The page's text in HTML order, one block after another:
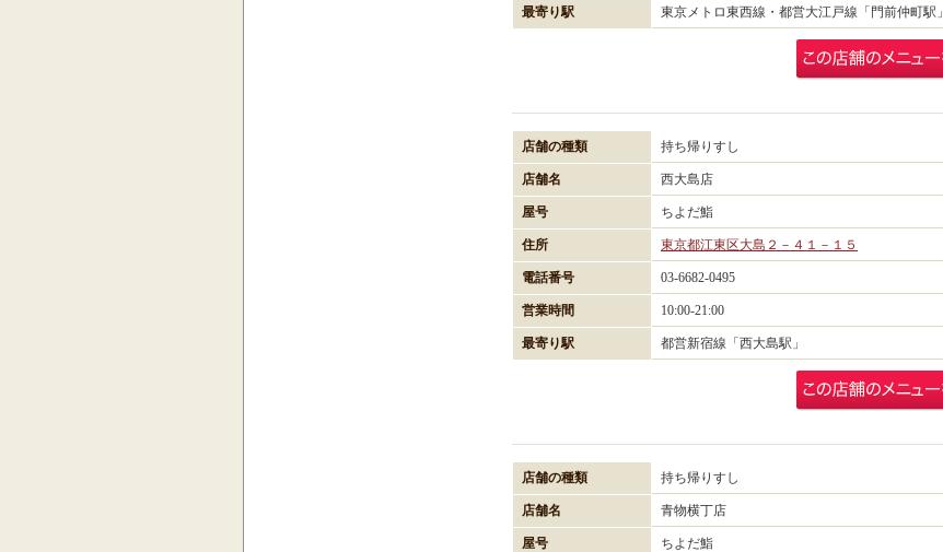
最寄り駅 東京メトロ東西線・都営大江戸線「門前仲町駅」
店舗の種類 持ち帰りすし
店舗名 西大島店
屋号 ちよだ鮨
住所 東京都江東区大島２－４１－１５
電話番号 03-6682-0495
営業時間 10:00-21:00
最寄り駅 都営新宿線「西大島駅」
店舗の種類 持ち帰りすし
店舗名 青物横丁店
屋号 ちよだ鮨